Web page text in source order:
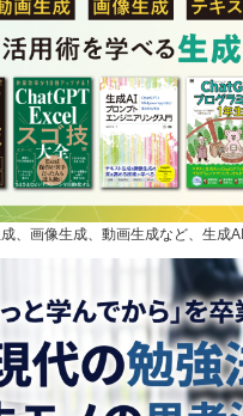
、画像生成、動画生成など、生成